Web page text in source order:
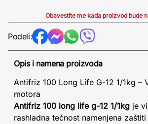
Obavestite me kada proizvod bude
Podeli:
Opis i namena proizvoda
Antifriz 100 Long Life G-12 1/1kg –
motora
Antifriz 100 long life g-12 1/1kg je
rashladna tečnost namenjena